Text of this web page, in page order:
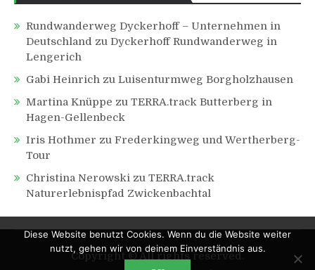
Rundwanderweg Dyckerhoff – Unternehmen in
Deutschland zu Dyckerhoff Rundwanderweg in
Lengerich
Gabi Heinrich zu Luisenturmweg Borgholzhausen
Martina Knüppe zu TERRA.track Butterberg in
Hagen-Gellenbeck
Iris Hothmer zu Frederkingweg und Wertherberg-
Tour
Christina Nerowski zu TERRA.track
Naturerlebnispfad Zwickenbachtal
Copyright © All rights reserved.
Diese Website benutzt Cookies. Wenn du die Website weiter
nutzt, gehen wir von deinem Einverständnis aus.